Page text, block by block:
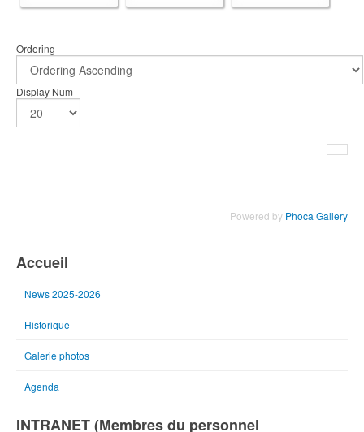
Ordering
Display Num
Powered by Phoca Gallery
Accueil
News 2025-2026
Historique
Galerie photos
Agenda
INTRANET (Membres du personnel